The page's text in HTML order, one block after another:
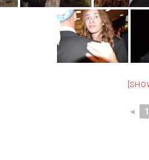
◄ 1